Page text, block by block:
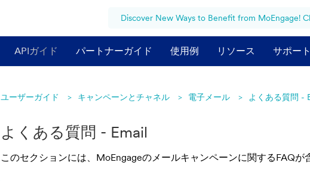
Discover New Ways to Benefit from MoEngage!
APIガイド パートナーガイド 使用例 リソース サポー
ユーザーガイド キャンペーンとチャネル 電子メール よくある質問 -
よくある質問 - Email
このセクションには、MoEngageのメールキャンペーンに関するFAQが